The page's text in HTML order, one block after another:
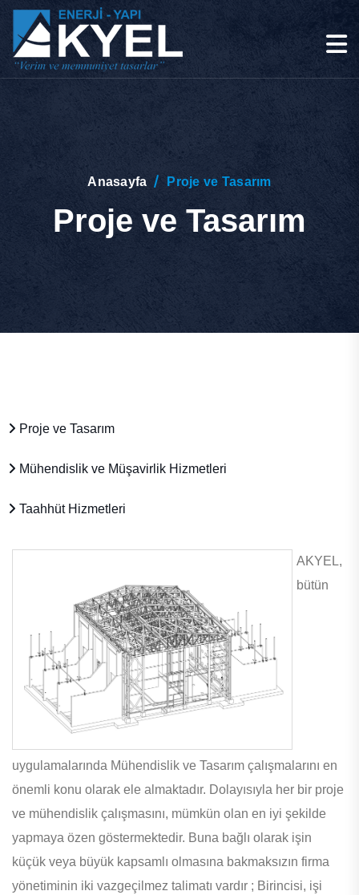
Anasayfa Proje ve Tasarım
Proje ve Tasarım
Proje ve Tasarım
Mühendislik ve Müşavirlik Hizmetleri
Taahhüt Hizmetleri
AKYEL,
bütün
uygulamalarında Mühendislik ve Tasarım çalışmalarını en
önemli konu olarak ele almaktadır. Dolayısıyla her bir proje
ve mühendislik çalışmasını, mümkün olan en iyi şekilde
yapmaya özen göstermektedir. Buna bağlı olarak işin
küçük veya büyük kapsamlı olmasına bakmaksızın firma
yönetiminin iki vazgeçilmez talimatı vardır ; Birincisi, işi